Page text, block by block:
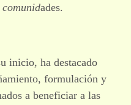
ades.
inicio, ha destacado
formulación y
a beneficiar a las